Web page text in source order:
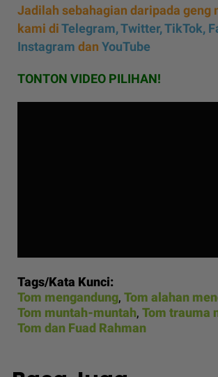
Jadilah sebahagian daripada geng
kami diTelegram,Twitter,TikTok,
Instagram dan YouTube
TONTON VIDEO PILIHAN!
Tags/Kata Kunci:
Tom mengandung, Tom alahan
Tom muntah-muntah, Tom trauma
Tom dan Fuad Rahman